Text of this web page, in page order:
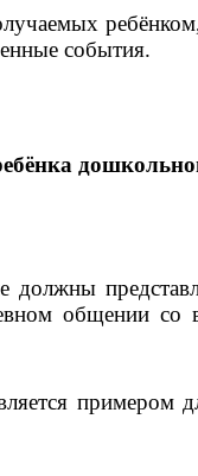
события.
должны
общении